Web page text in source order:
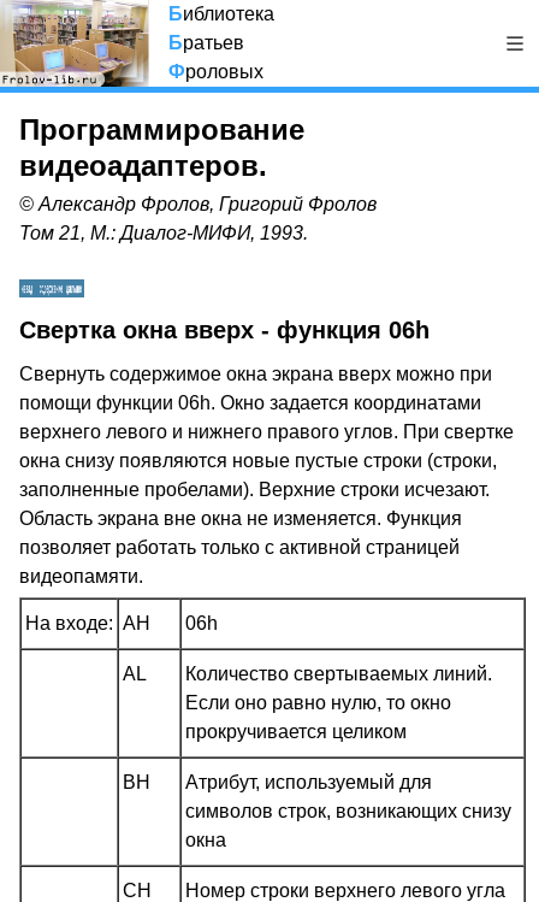
Библиотека
Братьев
Фроловых
Программирование
видеоадаптеров.
© Александр Фролов, Григорий Фролов
Том 21, М.: Диалог-МИФИ, 1993.
Свертка окна вверх - функция 06h
Свернуть содержимое окна экрана вверх можно при
помощи функции 06h. Окно задается координатами
верхнего левого и нижнего правого углов. При свертке
окна снизу появляются новые пустые строки (строки,
заполненные пробелами). Верхние строки исчезают.
Область экрана вне окна не изменяется. Функция
позволяет работать только с активной страницей
видеопамяти.
На входе: AH 06h
AL
Количество свертываемых линий.
Если оно равно нулю, то окно
прокручивается целиком
BH
Атрибут, используемый для
символов строк, возникающих снизу
окна
CH
Номер строки верхнего левого угла